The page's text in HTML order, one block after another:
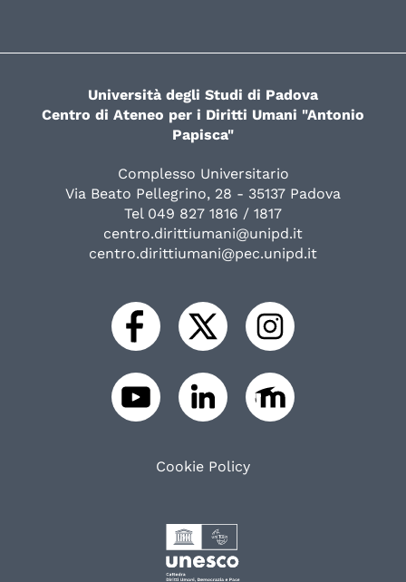
Università degli Studi di Padova
Centro di Ateneo per i Diritti Umani "Antonio
Papisca"
Complesso Universitario
Via Beato Pellegrino, 28 - 35137 Padova
Tel 049 827 1816 / 1817
centro.dirittiumani@unipd.it
centro.dirittiumani@pec.unipd.it
Cookie Policy